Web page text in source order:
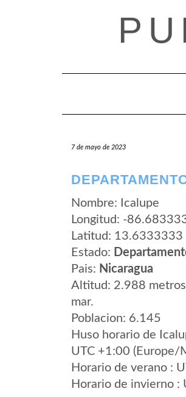
7 de mayo de 2023
Nombre: Icalupe
Longitud: -
Latitud: 13.6333333
Estado:
Pais: Nicaragua
Altitud: 2.988 metros
mar.
Poblacion: 6.145
Huso horario de
UTC +1:00 (Europe/
Horario de verano :
Horario de invierno :